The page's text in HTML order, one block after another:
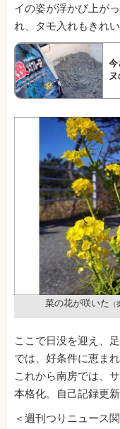
イの姿が浮かび上が
れ、タモ入れもきれい
今
菜の花が咲いた
ここで日没を迎え、
では、好条件に恵ま
これから南房では、
本格化。自己記録更
＜週刊つりニュース